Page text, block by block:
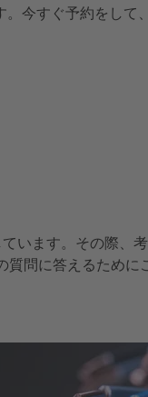
今すぐ予約をして
います。その際、
問に答えるために